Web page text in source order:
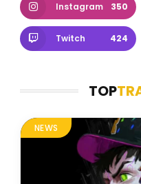
Instagram 350
Twitch 424
TOP
NEWS